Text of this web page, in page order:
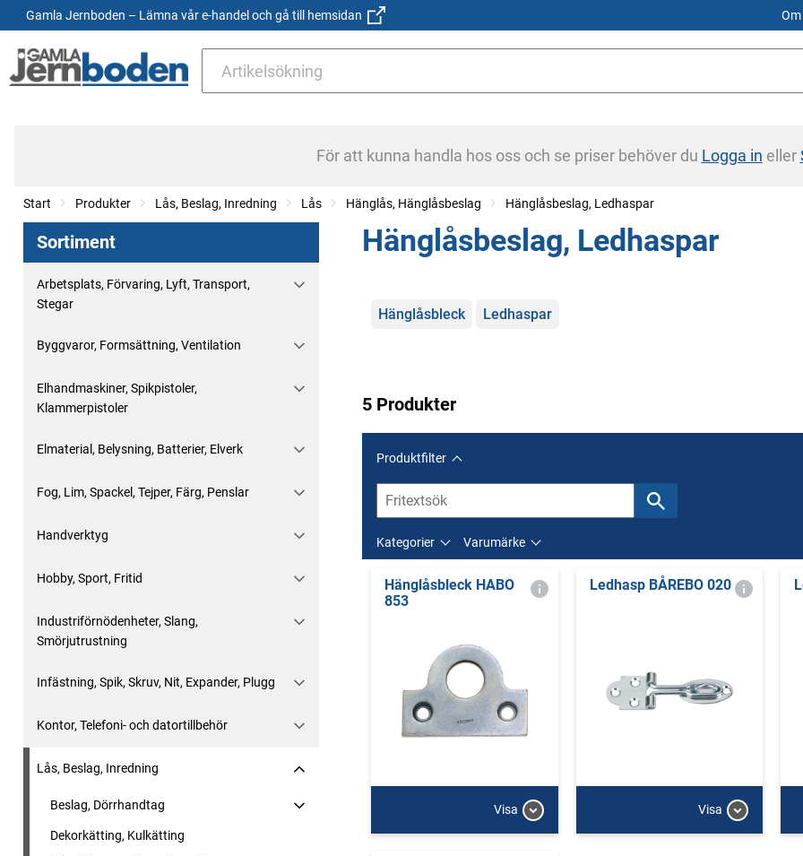
Gamla Jernboden – Lämna vår e-handel och gå till hemsidan
För att kunna handla hos oss och se priser behöver du Logga in eller
Start Produkter Lås, Beslag, Inredning Lås Hänglås, Hänglåsbeslag Hänglåsbeslag, Ledhaspar
Sortiment
Arbetsplats, Förvaring, Lyft, Transport,
Stegar
Byggvaror, Formsättning, Ventilation
Elhandmaskiner, Spikpistoler,
Klammerpistoler
Elmaterial, Belysning, Batterier, Elverk
Fog, Lim, Spackel, Tejper, Färg, Penslar
Handverktyg
Hobby, Sport, Fritid
Industriförnödenheter, Slang,
Smörjutrustning
Infästning, Spik, Skruv, Nit, Expander, Plugg
Kontor, Telefoni- och datortillbehör
Lås, Beslag, Inredning
Beslag, Dörrhandtag
Dekorkätting, Kulkätting
Hänglåsbeslag, Ledhaspar
Kategorier
Hänglåsbleck Ledhaspar
5 Produkter
Produktfilter
Kategorier Varumärke
Hänglåsbleck HABO
853
Visa
Ledhasp BÅREBO 020
Visa